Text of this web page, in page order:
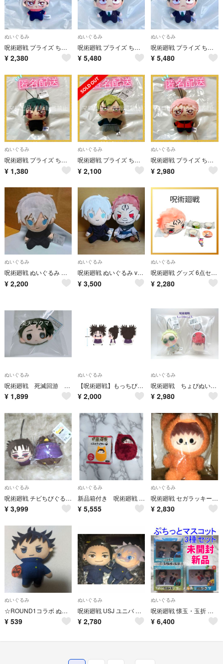
ぬいぐるみ
呪術廻戦 プライズ ちょぴぬいぷち ぬいぐるみ マスコット ⑧ 虎杖悠仁
¥ 2,380
ぬいぐるみ
呪術廻戦 プライズ ちょぴぬいぷち ぬいぐるみ マスコット ⑧ 日車寛見
¥ 5,480
ぬいぐるみ
呪術廻戦 プライズ ちょぴぬいぷち ぬいぐるみ マスコット ⑧ 日車寛見
¥ 5,480
ぬいぐるみ
呪術廻戦 プライズ ちょぴぬいぷち ぬいぐるみ マスコット ⑤ 禪院真希
¥ 1,380
ぬいぐるみ
呪術廻戦 プライズ ちょぴぬいぷち ぬいぐるみ マスコット ⑤ 禪院直哉
¥ 2,100
ぬいぐるみ
呪術廻戦 プライズ ちょぴぬいぷち ぬいぐるみ マスコット ⑤ 虎杖悠仁
¥ 2,980
ぬいぐるみ
呪術廻戦 ぬいぐるみ 五条悟
¥ 2,200
ぬいぐるみ
呪術廻戦 ぬいぐるみ vol.4 五条悟・両面宿儺
¥ 3,500
ぬいぐるみ
呪術廻戦 グッズ 6点セット 虎杖悠仁 宿儺 ぬいぐるみ マステ 釘崎野薔薇
¥ 2,280
ぬいぐるみ
呪術廻戦 死滅回游 乙骨憂太 ぴんぐるみ マスコット ぬいぐるみ ぬい 推し活 クレーンゲーム景品 プライズ
¥ 1,899
ぬいぐるみ
【呪術廻戦】もっちびぬいぐるみ 脹相
¥ 2,000
ぬいぐるみ
呪術廻戦 ちょぴぬいぷち 七海建人 陀艮 だごん 2種セット
¥ 2,980
ぬいぐるみ
呪術廻戦 チビちびぐるみ 脹相 ちゅんコレ ぬいぐるみ マスコット 2点セット
¥ 3,999
ぬいぐるみ
​新品箱付き 呪術廻戦 くるみたぴぬい Vol.3 脹相 ぬいぐるみ マスコット
¥ 5,555
ぬいぐるみ
呪術廻戦 セガラッキーくじ はぐはぐみー B賞 おすわりぬいぐるみ 虎杖悠仁
¥ 2,830
ぬいぐるみ
☆ROUND1コラボ ぬいぐるみ 伏黒恵
¥ 539
ぬいぐるみ
呪術廻戦 USJ ユニバ マスコットキーチェーン ぬいぐるみ 五条悟＆夏油傑
¥ 2,780
ぬいぐるみ
呪術廻戦 懐玉・玉折 ぷちっとマスコットセット 3種セット 未開封 新品
¥ 6,400